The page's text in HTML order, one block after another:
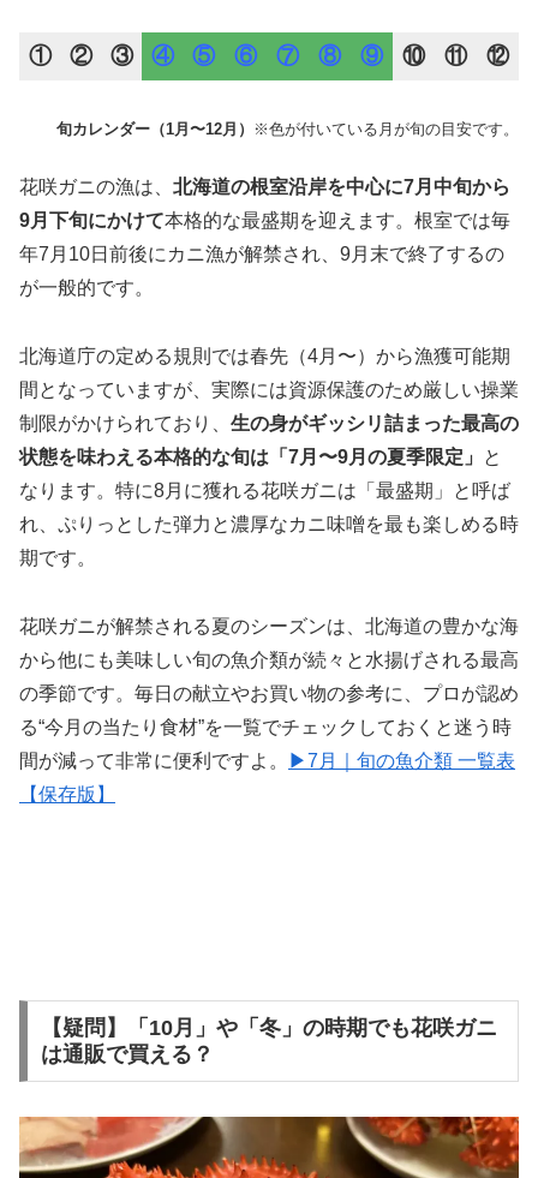
① ② ③ ④ ⑤ ⑥ ⑦ ⑧ ⑨ ⑩ ⑪ ⑫
旬カレンダー（1月〜12月） ※色が付いている月が旬の目安です。
花咲ガニの漁は、 北海道の根室沿岸を中心に7月中旬から
9月下旬にかけて本格的な最盛期を迎えます。根室では毎
年7月10日前後にカニ漁が解禁され、9月末で終了するの
が一般的です。
北海道庁の定める規則では春先（4月〜）から漁獲可能期
間となっていますが、実際には資源保護のため厳しい操業
制限がかけられており、 生の身がギッシリ詰まった最高の
状態を味わえる本格的な旬は「7月〜9月の夏季限定」
と
なります。特に8月に獲れる花咲ガニは「最盛期」と呼ば
れ、ぷりっとした弾力と濃厚なカニ味噌を最も楽しめる時
期です。
花咲ガニが解禁される夏のシーズンは、北海道の豊かな海
から他にも美味しい旬の魚介類が続々と水揚げされる最高
の季節です。毎日の献立やお買い物の参考に、プロが認め
る“今月の当たり食材”を一覧でチェックしておくと迷う時
間が減って非常に便利ですよ。
▶7月｜旬の魚介類 一覧表
【保存版】
【疑問】「10月」や「冬」の時期でも花咲ガニ
は通販で買える？